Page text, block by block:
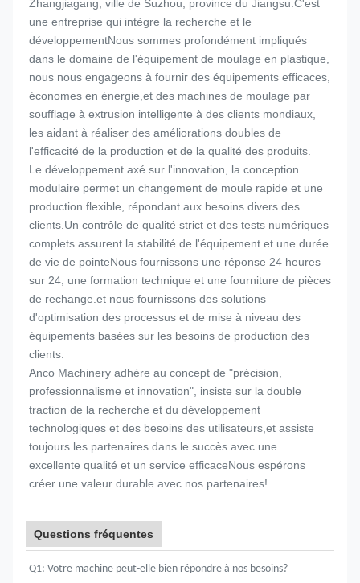
Zhangjiagang, ville de Suzhou, province du Jiangsu.C'est
une entreprise qui intègre la recherche et le
développementNous sommes profondément impliqués
dans le domaine de l'équipement de moulage en plastique,
nous nous engageons à fournir des équipements efficaces,
économes en énergie,et des machines de moulage par
soufflage à extrusion intelligente à des clients mondiaux,
les aidant à réaliser des améliorations doubles de
l'efficacité de la production et de la qualité des produits.
Le développement axé sur l'innovation, la conception
modulaire permet un changement de moule rapide et une
production flexible, répondant aux besoins divers des
clients.Un contrôle de qualité strict et des tests numériques
complets assurent la stabilité de l'équipement et une durée
de vie de pointeNous fournissons une réponse 24 heures
sur 24, une formation technique et une fourniture de pièces
de rechange.et nous fournissons des solutions
d'optimisation des processus et de mise à niveau des
équipements basées sur les besoins de production des
clients.
Anco Machinery adhère au concept de "précision,
professionnalisme et innovation", insiste sur la double
traction de la recherche et du développement
technologiques et des besoins des utilisateurs,et assiste
toujours les partenaires dans le succès avec une
excellente qualité et un service efficaceNous espérons
créer une valeur durable avec nos partenaires!
Questions fréquentes
Q1: Votre machine peut-elle bien répondre à nos besoins?